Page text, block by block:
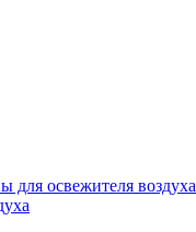
для освежителя воздуха